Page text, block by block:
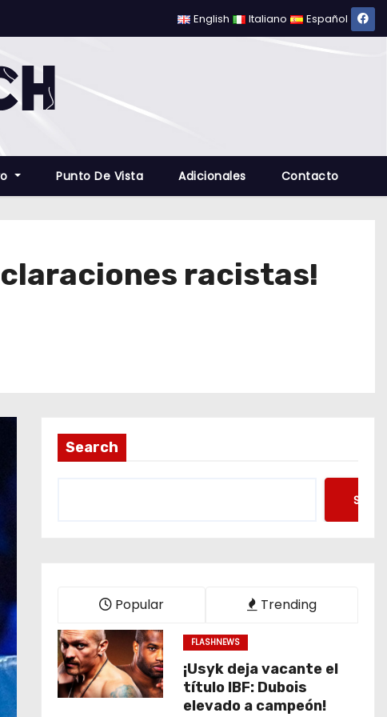
English Italiano Español
Punto De Vista Adicionales Contacto
racistas!
Search
Popular Trending
FLASHNEWS
¡Usyk deja vacante el
título IBF: Dubois
elevado a campeón!